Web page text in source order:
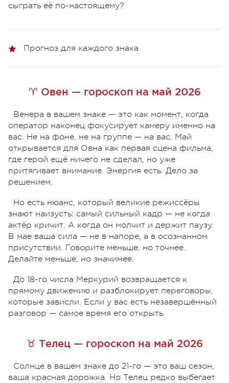
сыграть её по-настоящему?
Прогноз для каждого знака
♈ Овен — гороскоп на май 2026
Венера в вашем знаке — это как момент, когда
оператор наконец фокусирует камеру именно на
вас. Не на фоне, не на группе — на вас. Май
открывается для Овна как первая сцена фильма,
где герой ещё ничего не сделал, но уже
притягивает внимание. Энергия есть. Дело за
решением.
Но есть нюанс, который великие режиссёры
знают наизусть: самый сильный кадр — не когда
актёр кричит. А когда он молчит и держит паузу.
В мае ваша сила — не в напоре, а в осознанном
присутствии. Говорите меньше, но точнее.
Делайте меньше, но значимее.
До 18-го числа Меркурий возвращается к
прямому движению и разблокирует переговоры,
которые зависли. Если у вас есть незавершённый
разговор — самое время его открыть.
♉ Телец — гороскоп на май 2026
Солнце в вашем знаке до 21-го — это ваш сезон,
ваша красная дорожка. Но Телец редко выбегает